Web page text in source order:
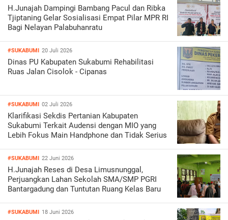
H.Junajah Dampingi Bambang Pacul dan Ribka
Tjiptaning Gelar Sosialisasi Empat Pilar MPR RI
Bagi Nelayan Palabuhanratu
#SUKABUMI 20 Juli 2026
Dinas PU Kabupaten Sukabumi Rehabilitasi
Ruas Jalan Cisolok - Cipanas
#SUKABUMI 02 Juli 2026
Klarifikasi Sekdis Pertanian Kabupaten
Sukabumi Terkait Audensi dengan MIO yang
Lebih Fokus Main Handphone dan Tidak Serius
#SUKABUMI 22 Juni 2026
H.Junajah Reses di Desa Limusnunggal,
Perjuangkan Lahan Sekolah SMA/SMP PGRI
Bantargadung dan Tuntutan Ruang Kelas Baru
#SUKABUMI 18 Juni 2026